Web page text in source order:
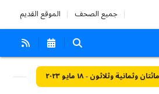
جميع الصحف الموقع القديم
وثلاثون - ١٨ مايو ٢٠٢٣